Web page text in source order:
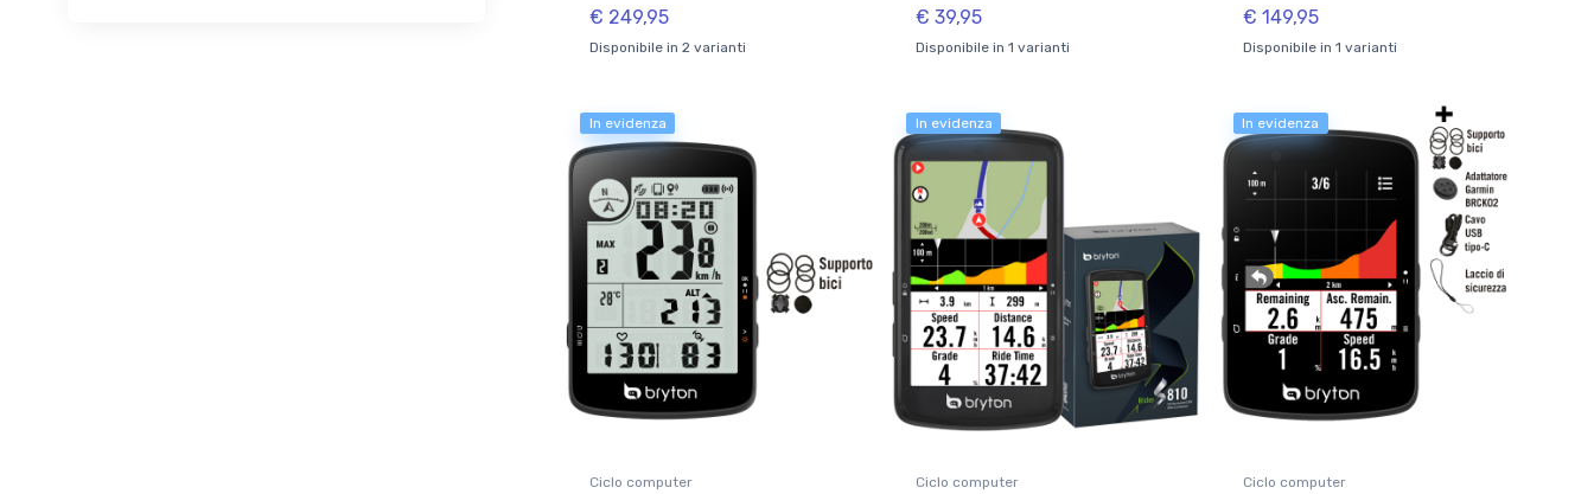
€ 249,95
Disponibile in 2 varianti
€ 39,95
Disponibile in 1 varianti
€ 149,95
Disponibile in 1 varianti
In evidenza
Ciclo computer
In evidenza
Ciclo computer
In evidenza
Ciclo computer